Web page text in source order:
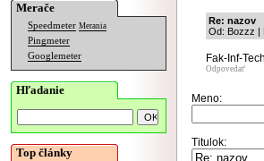
Merače
Speedmeter Merania
Pingmeter
Googlemeter
Hľadanie
Top články
Re: nazov
Od: Bozzz |
Fak-Inf-
Odpovedať
Meno:
Titulok: